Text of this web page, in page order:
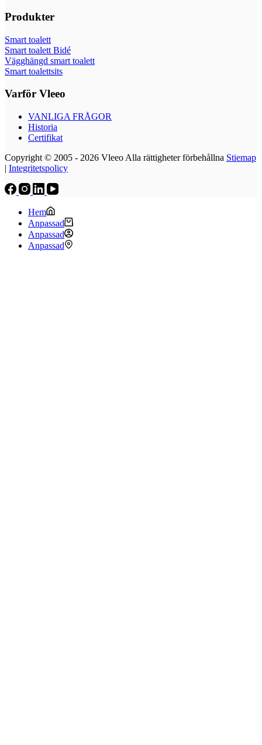
Produkter
Smart toalett
Smart toalett Bidé
Vägghängd smart toalett
Smart toalettsits
Varför Vleeo
VANLIGA FRÅGOR
Historia
Certifikat
Copyright © 2005 - 2026 Vleeo Alla rättigheter förbehållna Stiemap
| Integritetspolicy
Hem
Anpassad
Anpassad
Anpassad